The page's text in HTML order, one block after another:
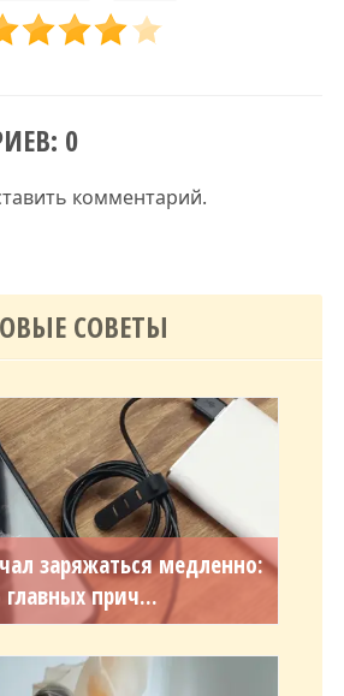
0
комментарий.
СОВЕТЫ
заряжаться медленно:
главных прич...